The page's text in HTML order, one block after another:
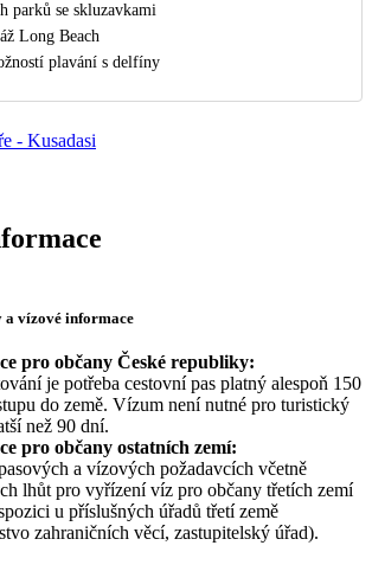
parků se skluzavkami
Long Beach
plavání s delfíny
- Kusadasi
a vízové informace
pro občany České republiky:
je potřeba cestovní pas platný alespoň 150
do země. Vízum není nutné pro turistický
než 90 dní.
pro občany ostatních zemí:
a vízových požadavcích včetně
lhůt pro vyřízení víz pro občany třetích zemí
u příslušných úřadů třetí země
zahraničních věcí, zastupitelský úřad).